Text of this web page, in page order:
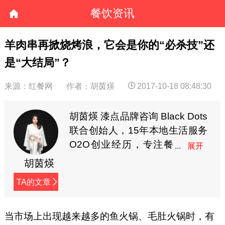
餐饮资讯
羊肉串再掀烧烤浪，它会是你的“必杀技”还
是“大结局”？
来源：红餐网 作者：胡茵煐 2017-10-18 08:48:30
胡茵煐
TA的文章
胡茵煐 漆点品牌咨询 Black Dots
联合创始人，15年本地生活服务
O2O创业经历，专注餐
样、蘇小柳点心专门店、陈记顺
当市场上出现越来越多的鱼火锅、毛肚火锅时，有